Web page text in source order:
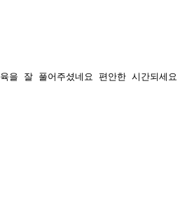
을 잘 풀어주셨네요 편안한 시간되세요